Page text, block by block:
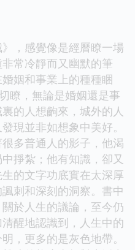
，感覺像是經曆瞭一場
常冷靜而又幽默的筆
姻和事業上的種種睏
瞭，無論是婚姻還是事
的人想齣來，城外的人
現並非如想象中美好。
多普通人的影子，他渴
掙紮；他有知識，卻又
的文字功底實在太深厚
刺和深刻的洞察。書中
於人生的議論，至今仍
醒地認識到，人生中的
，更多的是灰色地帶。